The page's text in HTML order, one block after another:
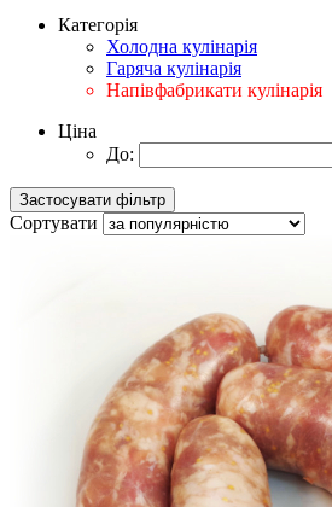
Категорія
Холодна кулінарія
Гаряча кулінарія
Напівфабрикати кулінарія
Ціна
До:
Сортувати